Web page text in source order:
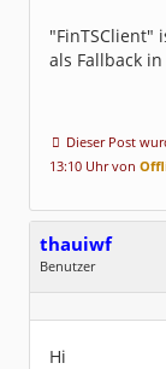
"FinTSClient"
als Fallback
Dieser Post
13:10 Uhr von
thauiwf
Benutzer
Geschlecht:
Dabei seit:
01 /
Hi